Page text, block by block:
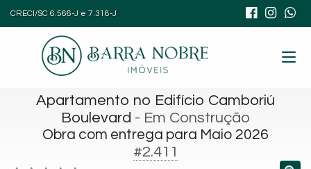
CRECI/SC 6.566-J e 7.318-J
Apartamento no Edifício Camboriú
Boulevard - Em Construção
Obra com entrega para Maio 2026
#2.411